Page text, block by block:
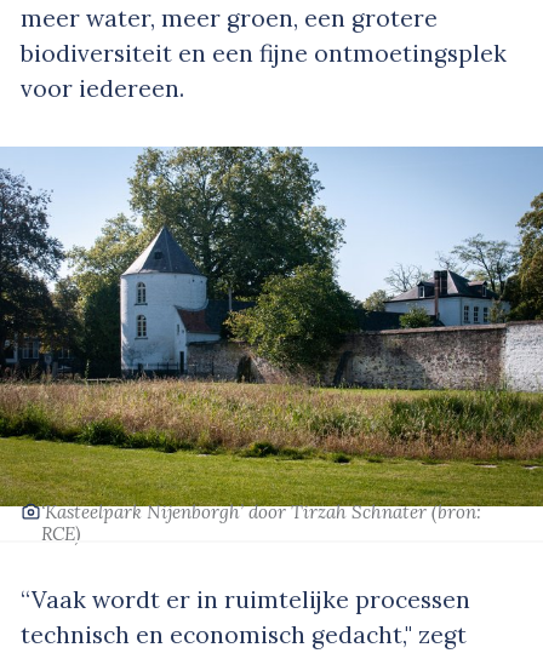
meer water, meer groen, een grotere
biodiversiteit en een fijne ontmoetingsplek
voor iedereen.
‘Kasteelpark Nijenborgh’door Tirzah Schnater(bron:
RCE)
“Vaak wordt er in ruimtelijke processen
technisch en economisch gedacht," zegt